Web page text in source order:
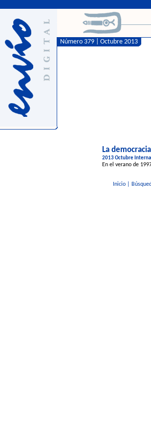
Número 379 | Octubre 2013
La
2013 Octubre
En el verano de
Inicio